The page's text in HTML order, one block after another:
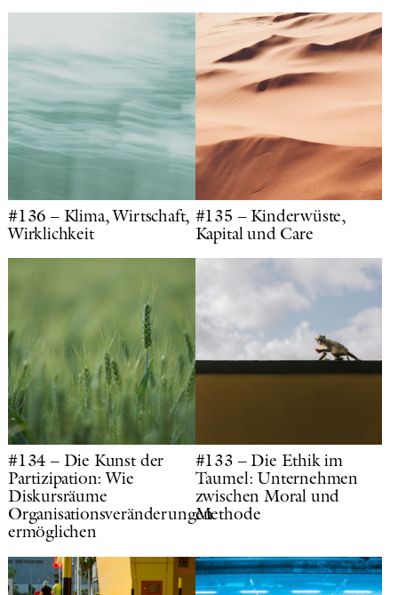
#136 – Klima, Wirtschaft,
Wirklichkeit
#135 – Kinderwüste,
Kapital und Care
#134 – Die Kunst der
Partizipation: Wie
Diskursräume
Organisationsveränderungen
ermöglichen
#133 – Die Ethik im
Taumel: Unternehmen
zwischen Moral und
Methode